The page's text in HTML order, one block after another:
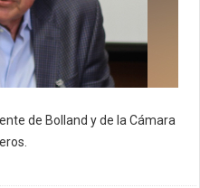
de Bolland y de la Cámara